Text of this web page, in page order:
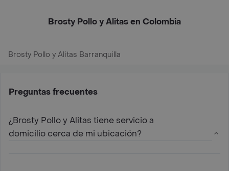
Brosty Pollo y Alitas en Colombia
Brosty Pollo y Alitas Barranquilla
Preguntas frecuentes
¿Brosty Pollo y Alitas tiene servicio a
domicilio cerca de mi ubicación?